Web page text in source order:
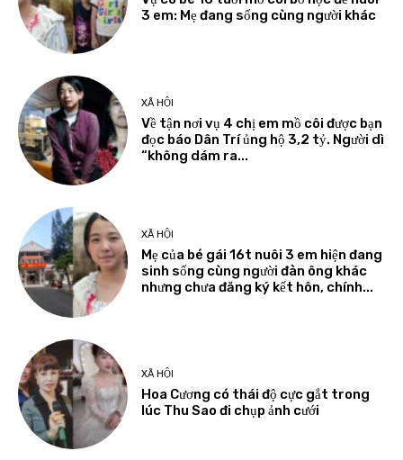
3 em: Mẹ đang sống cùng người khác
XÃ HỘI
Về tận nơi vụ 4 chị em mồ côi được bạn
đọc báo Dân Trí ủng hộ 3,2 tỷ. Người dì
“không dám ra...
XÃ HỘI
Mẹ của bé gái 16t nuôi 3 em hiện đang
sinh sống cùng người đàn ông khác
nhưng chưa đăng ký kết hôn, chính...
XÃ HỘI
Hoa Cương có thái độ cực gắt trong
lúc Thu Sao đi chụp ảnh cưới